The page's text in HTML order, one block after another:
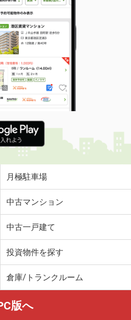
月極駐車場
中古マンション
中古一戸建て
投資物件を探す
倉庫/トランクルーム
版へ